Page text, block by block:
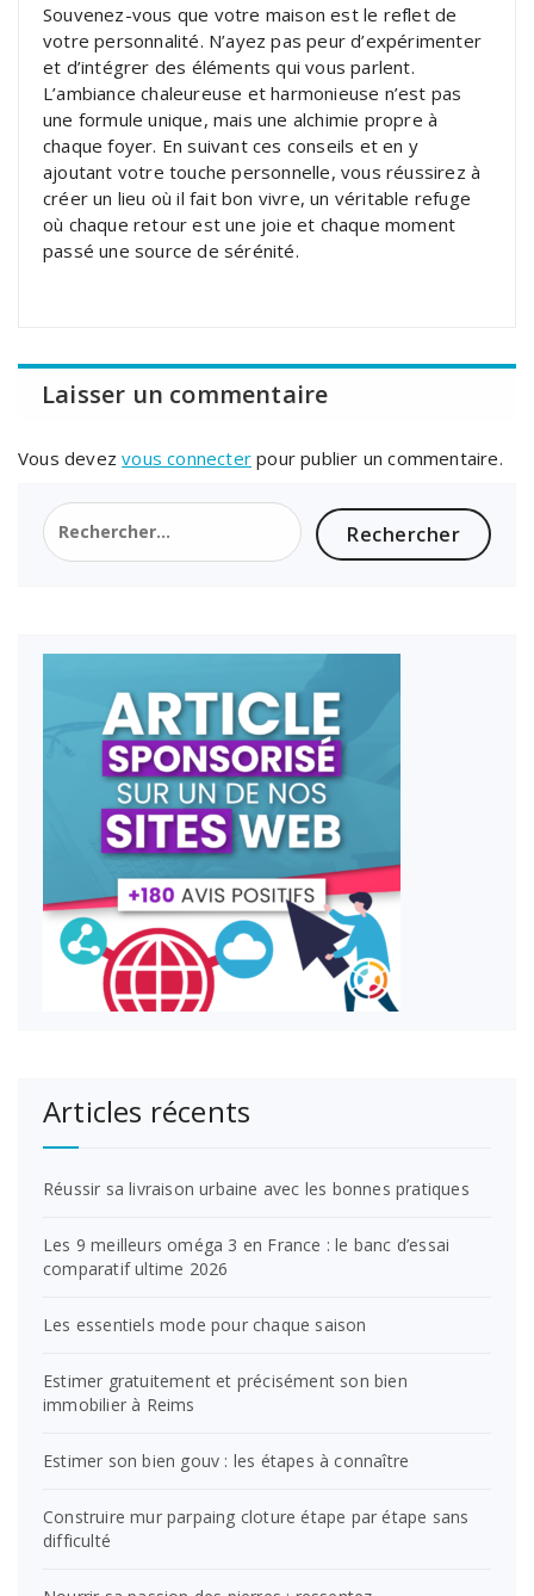
Souvenez-vous que votre maison est le reflet de
votre personnalité. N’ayez pas peur d’expérimenter
et d’intégrer des éléments qui vous parlent.
L’ambiance chaleureuse et harmonieuse n’est pas
une formule unique, mais une alchimie propre à
chaque foyer. En suivant ces conseils et en y
ajoutant votre touche personnelle, vous réussirez à
créer un lieu où il fait bon vivre, un véritable refuge
où chaque retour est une joie et chaque moment
passé une source de sérénité.
Laisser un commentaire
Vous devezvous connecter pour publier un commentaire.
Rechercher :
Articles récents
Réussir sa livraison urbaine avec les bonnes pratiques
Les 9 meilleurs oméga 3 en France : le banc d’essai
comparatif ultime 2026
Les essentiels mode pour chaque saison
Estimer gratuitement et précisément son bien
immobilier à Reims
Estimer son bien gouv : les étapes à connaître
Construire mur parpaing cloture étape par étape sans
difficulté